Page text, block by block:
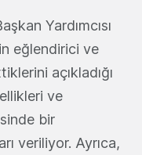
Yardımcısı
eğlendirici ve
açıkladığı
ve
bir
veriliyor. Ayrıca,